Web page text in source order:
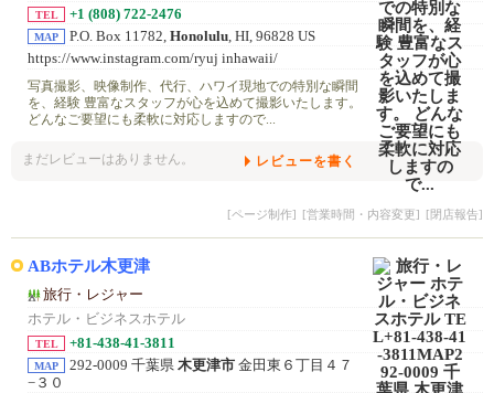
TEL +1 (808) 722-2476
MAP P.O. Box 11782, Honolulu, HI, 96828 US
https://www.instagram.com/ryuj inhawaii/
写真撮影、映像制作、代行、ハワイ現地での特別な瞬間
を、経験 豊富なスタッフが心を込めて撮影いたします。
どんなご要望にも柔軟に対応しますので...
まだレビューはありません。 レビューを書く
[ページ制作] [営業時間・内容変更] [閉店報告]
ABホテル木更津
旅行・レジャー
ホテル・ビジネスホテル
TEL +81-438-41-3811
MAP 292-0009 千葉県 木更津市 金田東６丁目４７
−３０